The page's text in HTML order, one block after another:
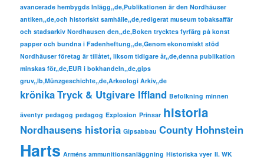
avancerade hembygds Inlägg,,de,Publikationen är den Nordhäuser
antiken,,de,och historiskt samhälle,,de,redigerat museum tobaksaffär
och stadsarkiv Nordhausen den,,de,Boken trycktes fyrfärg på konst
papper och bundna i Fadenheftung,,de,Genom ekonomiskt stöd
Nordhäuser företag är tillåtet, liksom tidigare år,,de,denna publikation
minskas för,,de,EUR i bokhandeln,,de,gips
gruv,,lb,Münzgeschichte,,de,Arkeologi Arkiv,,de
krönikaTryck & Utgivare Iffland Befolkning minnen
äventyr pedagog pedagog Explosion Prinsar historia
Nordhausens historia Gipsabbau County Hohnstein
Harts Arméns ammunitionsanläggning Historiska vyer II. WK